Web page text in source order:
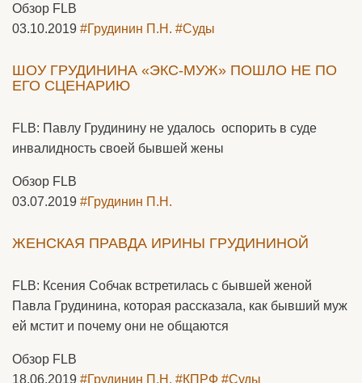
Обзор FLB
03.10.2019 #Грудинин П.Н. #Суды
ШОУ ГРУДИНИНА «ЭКС-МУЖ» ПОШЛО НЕ ПО
ЕГО СЦЕНАРИЮ
FLB: Павлу Грудинину не удалось оспорить в суде
инвалидность своей бывшей жены
Обзор FLB
03.07.2019 #Грудинин П.Н.
ЖЕНСКАЯ ПРАВДА ИРИНЫ ГРУДИНИНОЙ
FLB: Ксения Собчак встретилась с бывшей женой
Павла Грудинина, которая рассказала, как бывший муж
ей мстит и почему они не общаются
Обзор FLB
18.06.2019 #Грудинин П.Н. #КПРФ #Суды